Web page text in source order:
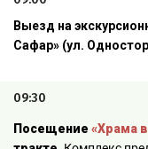
Выезд на
Сафар» (ул.
09:30
Посещение «Храма